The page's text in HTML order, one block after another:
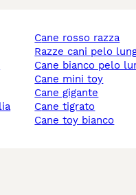
cane rosso razza
razze cani pelo
cane bianco pelo
cane mini toy
cane gigante
cane tigrato
cane toy bianco